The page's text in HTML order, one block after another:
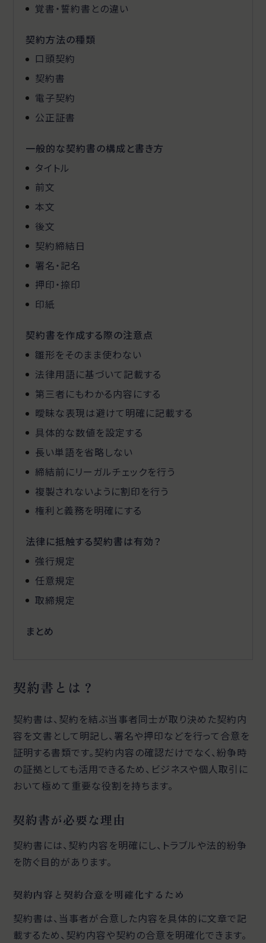
覚書・誓約書との違い
契約方法の種類
口頭契約
契約書
電子契約
公正証書
一般的な契約書の構成と書き方
タイトル
前文
本文
後文
契約締結日
署名・記名
押印・捺印
印紙
契約書を作成する際の注意点
雛形をそのまま使わない
法律用語に基づいて記載する
第三者にもわかる内容にする
曖昧な表現は避けて明確に記載する
具体的な数値を設定する
長い単語を省略しない
締結前にリーガルチェックを行う
複製されないように割印を行う
権利と義務を明確にする
法律に抵触する契約書は有効？
強行規定
任意規定
取締規定
まとめ
契約書とは？
契約書は、契約を結ぶ当事者同士が取り決めた契約内
容を文書として明記し、署名や押印などを行って合意を
証明する書類です。契約内容の確認だけでなく、紛争時
の証拠としても活用できるため、ビジネスや個人取引に
おいて極めて重要な役割を持ちます。
契約書が必要な理由
契約書には、契約内容を明確にし、トラブルや法的紛争
を防ぐ目的があります。
契約内容と契約合意を明確化するため
契約書は、当事者が合意した内容を具体的に文章で記
載するため、契約内容や契約の合意を明確化できます。